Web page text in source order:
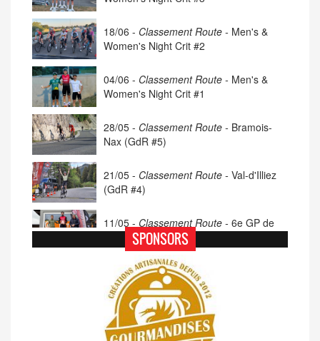
18/06 - Classement Route - Men's &
Women's Night Crit #2
04/06 - Classement Route - Men's &
Women's Night Crit #1
28/05 - Classement Route - Bramois-
Nax (GdR #5)
21/05 - Classement Route - Val-d'Illiez
(GdR #4)
11/05 - Classement Route - 6e GP de
Porsel (TdC #4)
07/05 -Classement Route -
Pléiades (GdR #3)
23/04 -Classement Route -
Moléson (TdC #3)
SPONSORS